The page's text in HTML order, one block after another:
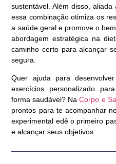
sustentável. Além disso,
essa combinação otimiza os
a saúde geral e promove o
abordagem estratégica na
caminho certo para alcançar
segura.
Quer ajuda para
exercícios personalizado
forma saudável? NaCorpo e
prontos para te acompanhar
experimental edê o primeiro
e alcançar seus objetivos.